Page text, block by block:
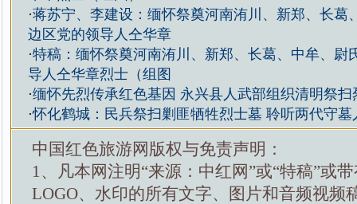
·蒋苏宁、李建设：缅怀祭奠河南洧川、新郑、长葛
边区党的领导人仝华章
·特稿：缅怀祭奠河南洧川、新郑、长葛、中牟、尉
导人仝华章烈士（组图
·缅怀先烈传承红色基因 永兴县人武部组织清明祭扫
·怀化鹤城：民兵祭扫剿匪牺牲烈士墓 聆听两代守墓
中国红色旅游网版权与免责声明：
1、凡本网注明“来源：中红网”或“特稿”或
LOGO、水印的所有文字、图片和音频视频